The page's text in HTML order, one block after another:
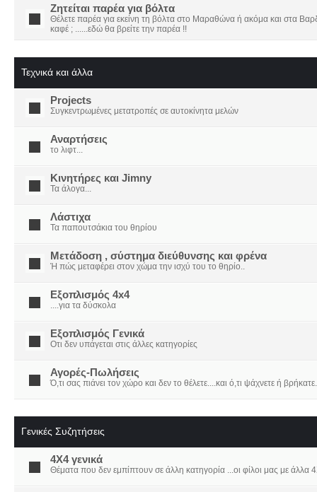
Ζητείται παρέα για βόλτα
Θέλετε παρέα για εκείνη τη βόλτα στο Μαραθώνα ή ακόμα και στα
καφέ ; ......εδώ θα βρείτε την παρέα !!
Τεχνικά και άλλα
Projects
Συγκεντρωμένες μετατροπές σε αυτοκίνητα μελών
Αναρτήσεις
το λιφτ...
Κινητήρες και Jimny
Τα άλογα...
Λάστιχα
Τα παπουτσάκια του θηρίου
Μετάδοση , σύστημα διεύθυνσης και φρένα
Ή πώς μεταφέρει στον χώμα την ισχύ του το θηρίο..
Εξοπλισμός 4x4
....για τα δύσκολα
Εξοπλισμός Γενικά
Οτι δεν υπάγεται στις άλλες κατηγορίες
Αγορές-Πωλήσεις
Ό,τι σας πιάνει τον χώρο και δεν το θέλετε....και ό,τι ψάχνετε ή
Γενικές Συζητήσεις
4X4 γενικά
Θέματα που δεν εμπίπτουν σε άλλη κατηγορία ...οι φίλοι μας με άλλα